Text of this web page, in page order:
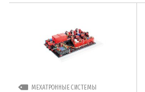
МЕХАТРОННЫЕ СИСТЕМЫ